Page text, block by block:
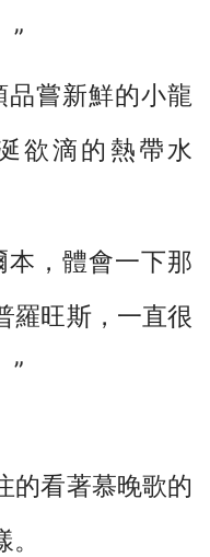
”
嘗新鮮的小龍
欲滴的熱帶水
，體會一下那
羅旺斯，一直很
”
看著慕晚歌的